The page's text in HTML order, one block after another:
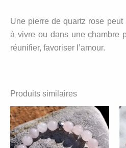
Une pierre de quartz rose
à vivre ou dans une chambre
réunifier, favoriser l’amour.
Produits similaires